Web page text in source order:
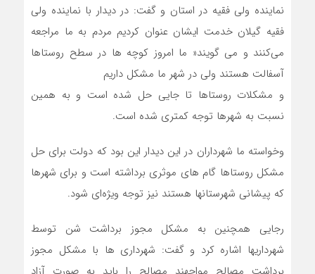
نماینده ولی فقیه در استان و گفت: در دیدار با نماینده ولی
فقیه گیلان خدمت ایشان عنوان کردیم مردم به ما مراجعه
می‌کنند و می گویند« ما امروز کوچه ها در سطح روستاها
آسفالت هستند ولی در شهر ما مشکل داریم
و مشکلات روستاها تا جایی حل شده است و به همین
نسبت به شهرها توجه کمتری شده است.
وخواسته ما شهرداران در این دیدار این بود که دولت برای حل
مشکل روستاها گام های موثری برداشته است و برای شهرها
که پیشانی شهرستانها هستند نیز توجه ویژه‌ای شود.
رجایی همچنین به مشکل مجوز برداشت شن توسط
شهرداریها اشاره کرد و گفت: شهرداری ها با مشکل مجوز